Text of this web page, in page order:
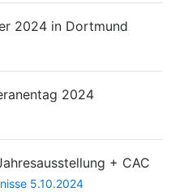
2024 in Dortmund
2024
+ CAC
5.10.2024